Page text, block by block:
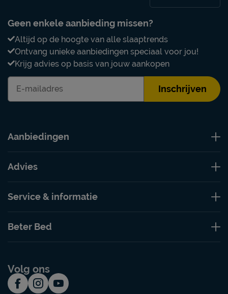
Geen enkele aanbieding missen?
Altijd op de hoogte van alle slaaptrends
Ontvang unieke aanbiedingen speciaal voor jou!
Krijg advies op basis van jouw aankopen
Inschrijven
Aanbiedingen
Advies
Service & informatie
Beter Bed
Volg ons